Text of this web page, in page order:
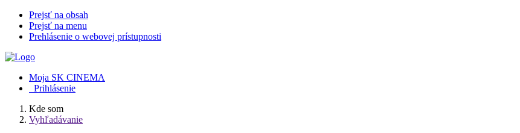
Prejsť na obsah
Prejsť na menu
Prehlásenie o webovej prístupnosti
Moja SK CINEMA
Prihlásenie
Kde som
Vyhľadávanie